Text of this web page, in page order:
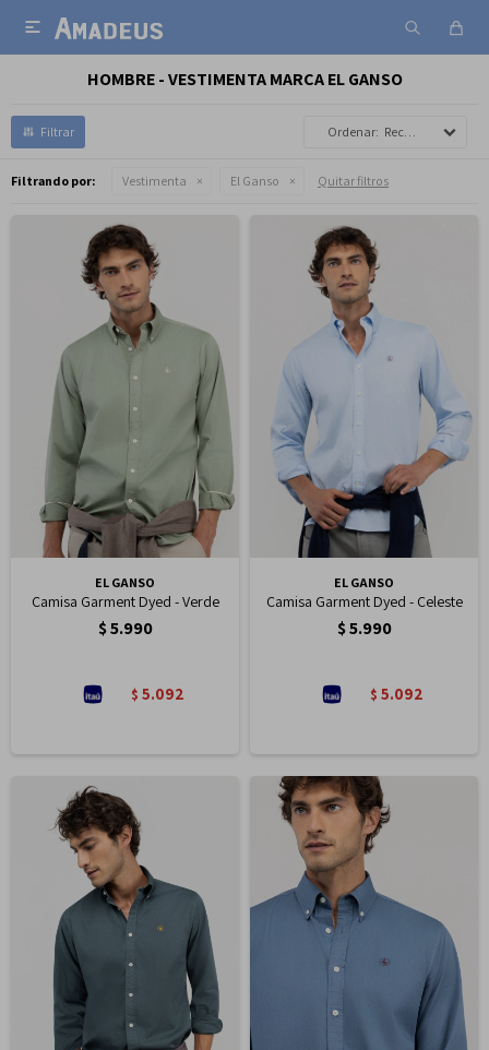

HOMBRE - VESTIMENTA MARCA EL GANSO
Recomendados
Filtrando por: Vestimenta El Ganso Quitar filtros
EL GANSO
Camisa Garment Dyed - Verde
$5.990
$ 5.092
EL GANSO
Camisa Garment Dyed - Celeste
$5.990
$ 5.092